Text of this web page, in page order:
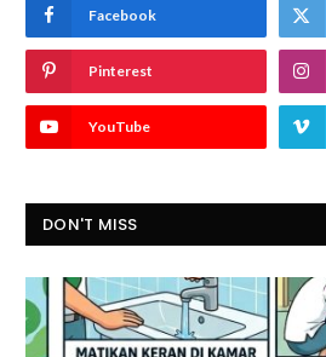
Facebook
Pinterest
YouTube
DON'T MISS